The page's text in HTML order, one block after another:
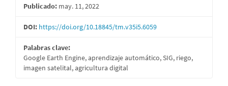
Publicado: may. 11, 2022
DOI: https://doi.org/10.18845/tm.v35i5.6059
Palabras clave:
Google Earth Engine, aprendizaje automático, SIG, riego,
imagen satelital, agricultura digital